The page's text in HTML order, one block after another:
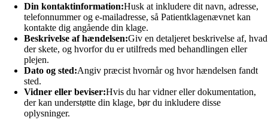
Din kontaktinformation:Husk at inkludere dit navn, adresse,
telefonnummer og e-mailadresse, så Patientklagenævnet kan
kontakte dig angående din klage.
Beskrivelse af hændelsen:Giv en detaljeret beskrivelse af, hvad
der skete, og hvorfor du er utilfreds med behandlingen eller
plejen.
Dato og sted:Angiv præcist hvornår og hvor hændelsen fandt
sted.
Vidner eller beviser:Hvis du har vidner eller dokumentation,
der kan understøtte din klage, bør du inkludere disse
oplysninger.